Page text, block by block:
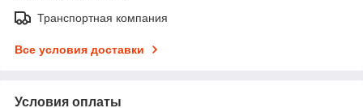
Транспортная компания
Все условия доставки
Условия оплаты